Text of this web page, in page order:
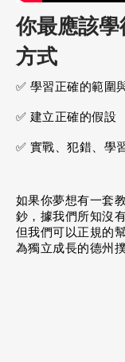
你最應該
方式
✅ 學習正確的範圍
✅ 建立正確的假設
✅ 實戰、犯錯、學
如果你夢想有一套
鈔，據我們所知沒
但我們可以正規的
為獨立成長的德州